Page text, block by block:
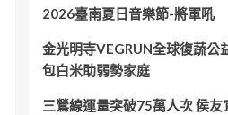
2026臺南夏日音樂節-將軍吼
金光明寺VEGRUN全球復蔬
包白米助弱勢家庭
三鶯線運量突破75萬人次 侯友